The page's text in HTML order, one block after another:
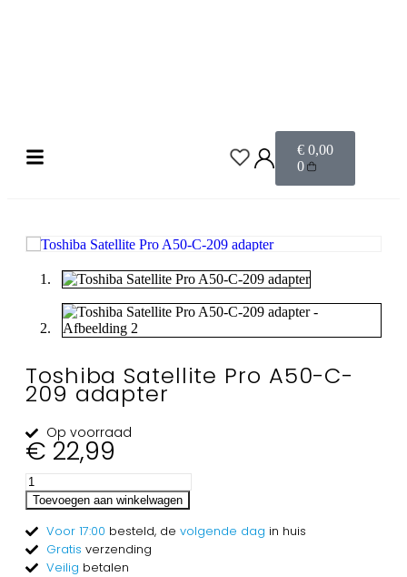
€ 0,00
0
Toshiba Satellite Pro A50-C-
209 adapter
Op voorraad
€ 22,99
Toevoegen aan winkelwagen
Voor 17:00 besteld, de volgende dag in huis
Gratis verzending
Veilig betalen